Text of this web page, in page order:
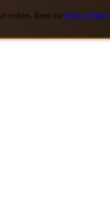
cookies. Read our Privacy Policy